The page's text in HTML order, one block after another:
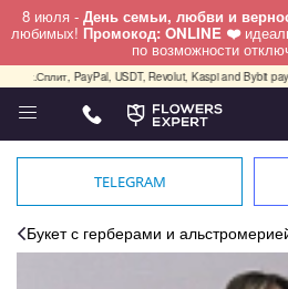
8 июля - День семьи, любви и
любимых! Промокод: ONLINE ❤️
по возможности
PayPal, USDT, Revolut, Kaspi and Bybit pay 😊
Телефон
+7 (812) 425 36 05
Санкт-Петербург,
TELEGRAM
Букет с герберами и